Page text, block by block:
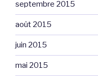
septembre 2015
août 2015
juin 2015
mai 2015